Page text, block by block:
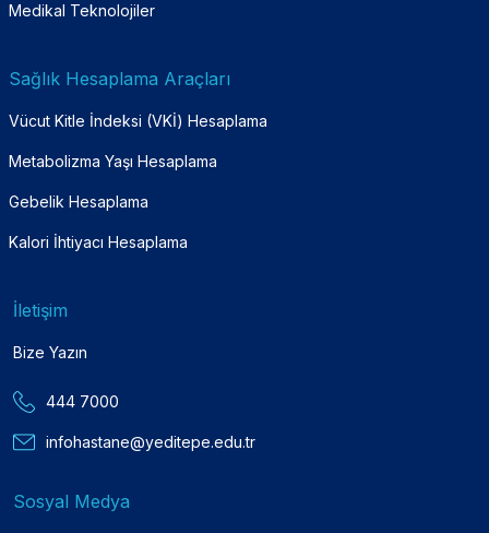
Medikal Teknolojiler
Sağlık Hesaplama Araçları
Vücut Kitle İndeksi (VKİ) Hesaplama
Metabolizma Yaşı Hesaplama
Gebelik Hesaplama
Kalori İhtiyacı Hesaplama
İletişim
Bize Yazın
444 7000
infohastane@yeditepe.edu.tr
Sosyal Medya